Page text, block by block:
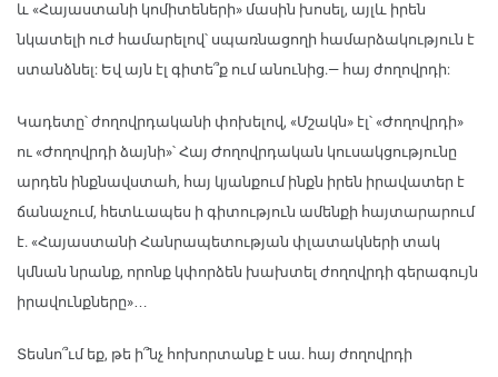
և «Հայաստանի կոմիտեների» մասին խոսել, այլև իրեն
նկատելի ուժ համարելով՝ սպառնացողի համարձակություն է
ստանձնել: Եվ այն էլ գիտե՞ք ում անունից.— հայ ժողովրդի:
Կադետը՝ ժողովրդականի փոխելով, «Մշակն» էլ՝ «Ժողովրդի»
ու «Ժողովրդի ձայնի»՝ Հայ Ժողովրդական կուսակցությունը
արդեն ինքնավստահ, հայ կյանքում ինքն իրեն իրավատեր է
ճանաչում, հետևապես ի գիտություն ամենքի հայտարարում
է. «Հայաստանի Հանրապետության փլատակների տակ
կմնան նրանք, որոնք կփորձեն խախտել ժողովրդի գերագույն
իրավունքները»…
Տեսնո՞ւմ եք, թե ի՞նչ հոխորտանք է սա. հայ ժողովրդի